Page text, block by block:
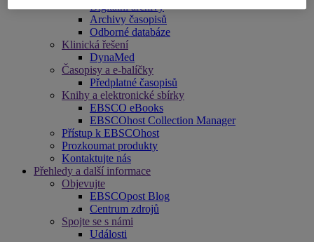
Digitální archivy
Archivy časopisů
Odborné databáze
Klinická řešení
DynaMed
Časopisy a e-balíčky
Předplatné časopisů
Knihy a elektronické sbírky
EBSCO eBooks
EBSCOhost Collection Manager
Přístup k EBSCOhost
Prozkoumat produkty
Kontaktujte nás
Přehledy a další informace
Objevujte
EBSCOpost Blog
Centrum zdrojů
Spojte se s námi
Události